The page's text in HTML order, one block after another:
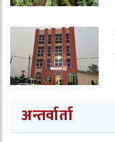
अन्तर्वार्ता